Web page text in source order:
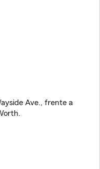
Ave., frente a